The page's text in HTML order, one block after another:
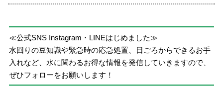
≪公式SNS Instagram・LINEはじめました≫
水回りの豆知識や緊急時の応急処置、日ごろからできるお手
入れなど、水に関わるお得な情報を発信していきますので、
ぜひフォローをお願いします！